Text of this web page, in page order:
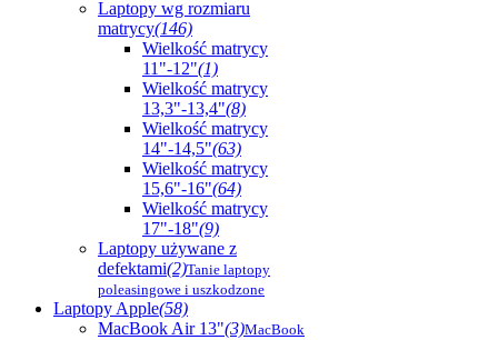
Laptopy wg rozmiaru
matrycy(146)
Wielkość matrycy
11"-12"(1)
Wielkość matrycy
13,3"-13,4"(8)
Wielkość matrycy
14"-14,5"(63)
Wielkość matrycy
15,6"-16"(64)
Wielkość matrycy
17"-18"(9)
Laptopy używane z
defektami(2)Tanie laptopy
poleasingowe i uszkodzone
Laptopy Apple(58)
MacBook Air 13"(3)MacBook